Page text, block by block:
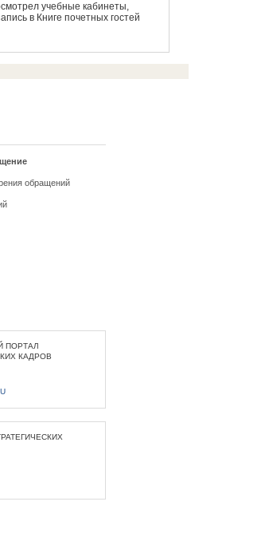
учебные кабинеты,
в Книге почетных гостей
обращений
ПОРТАЛ
КАДРОВ